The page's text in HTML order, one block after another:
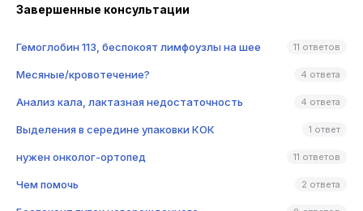
Завершенные консультации
Гемоглобин 113, беспокоят лимфоузлы на шее 11 ответов
Месяные/кровотечение? 4 ответа
Анализ кала, лактазная недостаточность 4 ответа
Выделения в середине упаковки КОК 1 ответ
нужен онколог-ортопед 11 ответов
Чем помочь 2 ответа